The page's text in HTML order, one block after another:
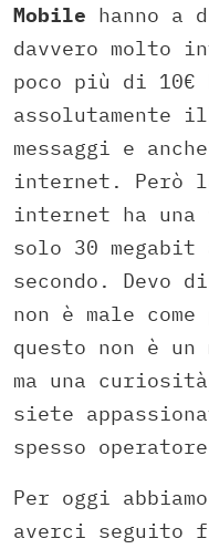
Mobile hanno a
davvero molto
poco più di 10€
assolutamente
messaggi e
internet. Però
internet ha una
solo 30 megabit
secondo. Devo
non è male
questo non è un
ma una
siete
spesso
Per oggi
averci seguito